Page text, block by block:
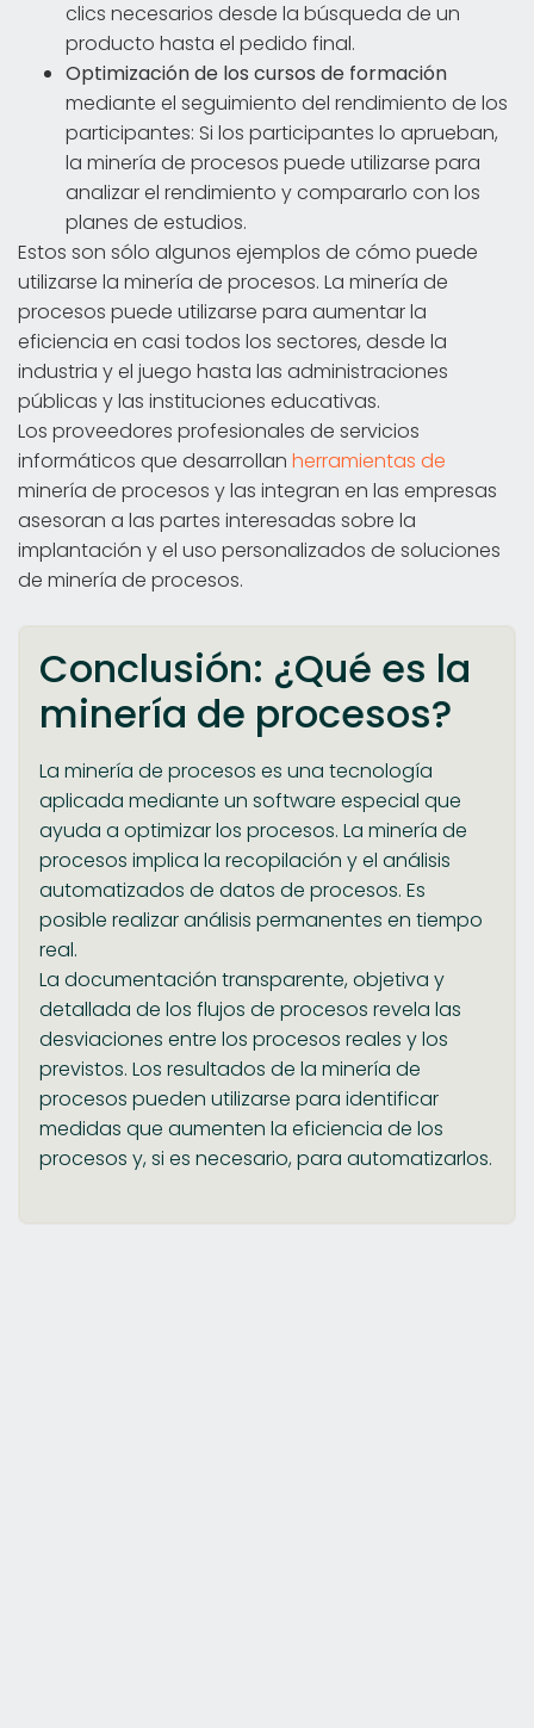
clics necesarios desde la búsqueda de un
producto hasta el pedido final.
Optimización de los cursos de formación
mediante el seguimiento del rendimiento de los
participantes: Si los participantes lo aprueban,
la minería de procesos puede utilizarse para
analizar el rendimiento y compararlo con los
planes de estudios.
Estos son sólo algunos ejemplos de cómo puede
utilizarse la minería de procesos. La minería de
procesos puede utilizarse para aumentar la
eficiencia en casi todos los sectores, desde la
industria y el juego hasta las administraciones
públicas y las instituciones educativas.
Los proveedores profesionales de servicios
informáticos que desarrollan herramientas de
minería de procesos y las integran en las empresas
asesoran a las partes interesadas sobre la
implantación y el uso personalizados de soluciones
de minería de procesos.
Conclusión: ¿Qué es la
minería de procesos?
La minería de procesos es una tecnología
aplicada mediante un software especial que
ayuda a optimizar los procesos. La minería de
procesos implica la recopilación y el análisis
automatizados de datos de procesos. Es
posible realizar análisis permanentes en tiempo
real.
La documentación transparente, objetiva y
detallada de los flujos de procesos revela las
desviaciones entre los procesos reales y los
previstos. Los resultados de la minería de
procesos pueden utilizarse para identificar
medidas que aumenten la eficiencia de los
procesos y, si es necesario, para automatizarlos.